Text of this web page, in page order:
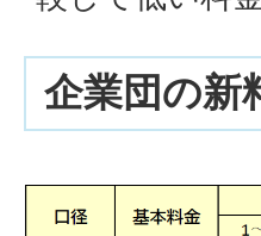
企業団の新